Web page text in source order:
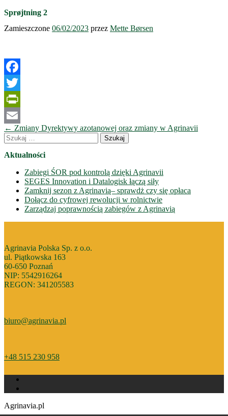
Sprøjtning 2
Zamieszczone 06/02/2023 przez Mette Børsen
Facebook
Twitter
PrintFriendly
Email
Nawigacja
wpisów
← Zmiany Dyrektywy azotanowej oraz zmiany w Agrinavii
Szukaj:
Aktualności
Zabiegi ŚOR pod kontrolą dzięki Agrinavii
SEGES Innovation i Datalogisk łączą siły
Zamknij sezon z Agrinavią– sprawdż czy się opłaca
Dołącz do cyfrowej rewolucji w rolnictwie
Zarządzaj poprawnością zabiegów z Agrinavią
Agrinavia Polska Sp. z o.o.
ul. Piątkowska 163
60-650 Poznań
NIP: 5542916264
REGON: 341205583
biuro@agrinavia.pl
+48 515 230 958
Agrinavia.pl